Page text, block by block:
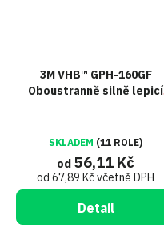
3M VHB™ GPH-160GF
Oboustranně silně lepicí
SKLADEM (11 ROLE)
od 67,89 Kč včetně DPH
od 56,11 Kč
Detail